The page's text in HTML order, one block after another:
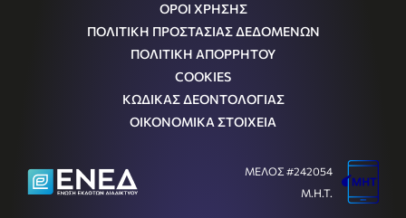
ΟΡΟΙ ΧΡΗΣΗΣ
ΠΟΛΙΤΙΚΗ ΠΡΟΣΤΑΣΙΑΣ ΔΕΔΟΜΕΝΩΝ
ΠΟΛΙΤΙΚΗ ΑΠΟΡΡΗΤΟΥ
COOKIES
ΚΩΔΙΚΑΣ ΔΕΟΝΤΟΛΟΓΙΑΣ
ΟΙΚΟΝΟΜΙΚΑ ΣΤΟΙΧΕΙΑ
ΜΕΛΟΣ #242054
Μ.Η.Τ.